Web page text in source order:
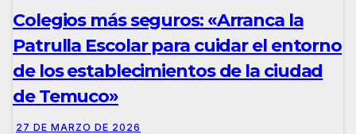
Colegios más seguros: «Arranca la
Patrulla Escolar para cuidar el entorno
de los establecimientos de la ciudad
de Temuco»
27 DE MARZO DE 2026